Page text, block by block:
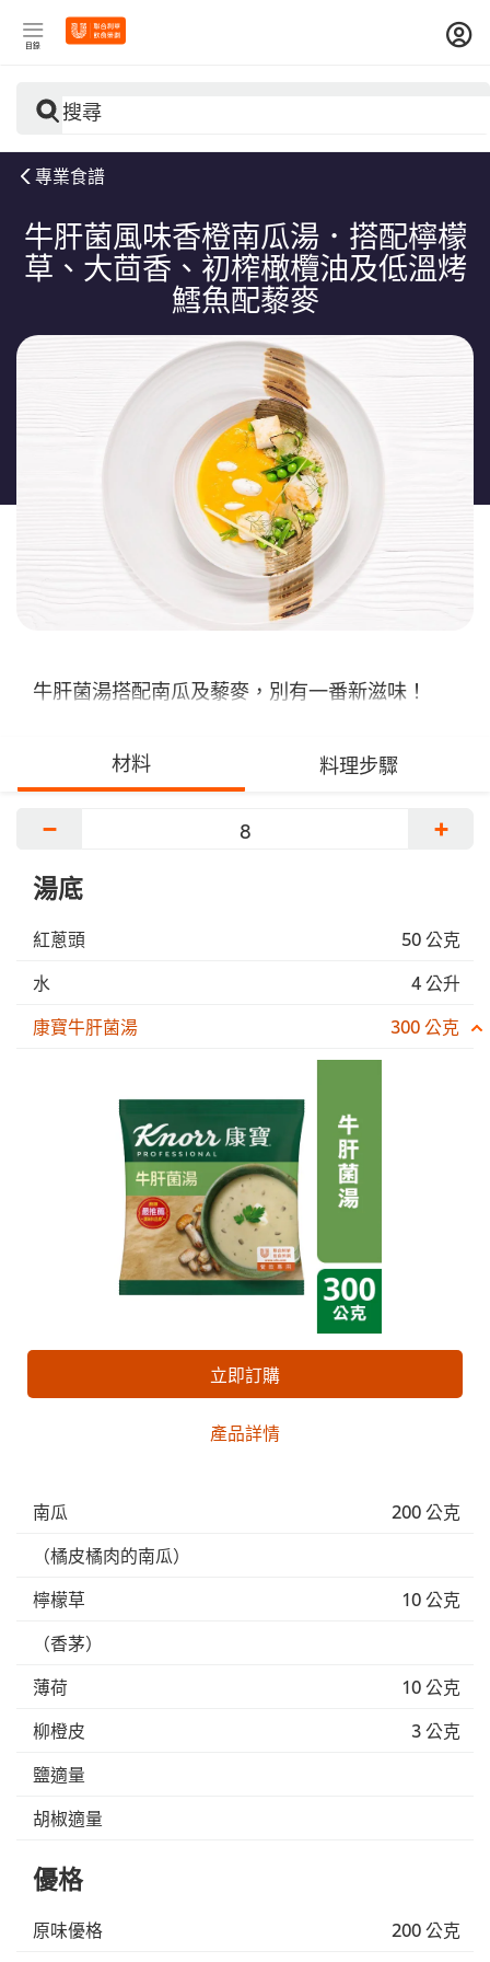
目錄
搜尋
專業食譜
牛肝菌風味香橙南瓜湯．搭配檸檬
草、大茴香、初榨橄欖油及低溫烤
鱈魚配藜麥
牛肝菌湯搭配南瓜及藜麥，別有一番新滋味！
材料 料理步驟
− +
湯底
紅蔥頭
50 公克
水
4 公升
康寶牛肝菌湯
300 公克
立即訂購
產品詳情
南瓜
200 公克
（橘皮橘肉的南瓜）
檸檬草
10 公克
（香茅）
薄荷
10 公克
柳橙皮
3 公克
鹽適量
胡椒適量
優格
原味優格
200 公克